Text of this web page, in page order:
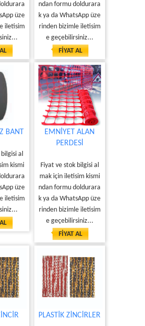
üze
iletisim
ndan formu doldurara
k ya da WhatsApp üze
rinden bizimle iletisim
e geçebilirsiniz...
FİYAT AL
BANT
al
kismi
üze
iletisim
EMNİYET ALAN
PERDESİ
Fiyat ve stok bilgisi al
mak için iletisim kismi
ndan formu doldurara
k ya da WhatsApp üze
rinden bizimle iletisim
e geçebilirsiniz...
FİYAT AL
PLASTİK ZİNCİRLER